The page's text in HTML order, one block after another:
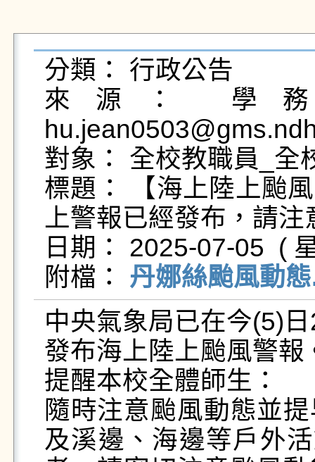
分類： 行政公告
來源： 學
對象： 全校教職員_全
標題： 【海上陸上颱
上警報已經發布，請注
日期： 2025-07-05  (
附檔： 丹娜絲颱風動
中央氣象局已在今(5)
發布海上陸上颱風警報
提醒本校全體師生：
隨時注意颱風動態並
及溪邊、海邊等戶外